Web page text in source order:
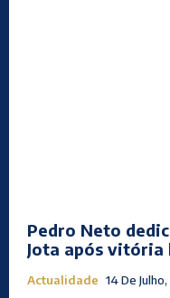
Pedro Neto
Jota após vitória
Actualidade 14 De